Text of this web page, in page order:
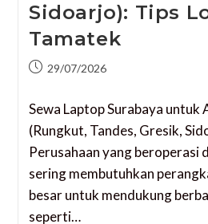
Sidoarjo): Tips
Tamatek
29/07/2026
Sewa Laptop Surabaya untuk
(Rungkut, Tandes, Gresik,
Perusahaan yang beroperasi
sering membutuhkan
besar untuk mendukung
seperti…